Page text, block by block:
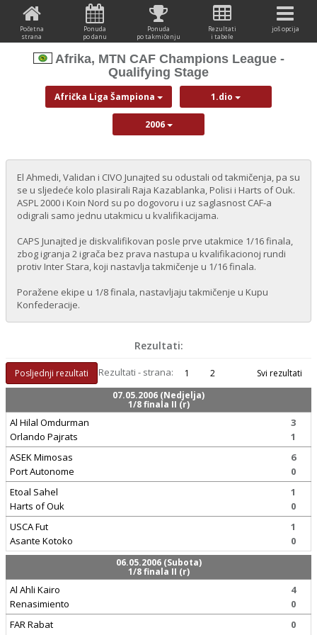
Početna
strana
Ponuda
po danu
Ponuda
po takmičenju
Rezultati
i tabele
još opcija
Afrika, MTN CAF Champions League -
Qualifying Stage
Afrička Liga Šampiona 1.dio
2006
El Ahmedi, Validan i CIVO Junajted su odustali od takmičenja, pa su
se u sljedeće kolo plasirali Raja Kazablanka, Polisi i Harts of Ouk.
ASPL 2000 i Koin Nord su po dogovoru i uz saglasnost CAF-a
odigrali samo jednu utakmicu u kvalifikacijama.
CAPS Junajted je diskvalifikovan posle prve utakmice 1/16 finala,
zbog igranja 2 igrača bez prava nastupa u kvalifikacionoj rundi
protiv Inter Stara, koji nastavlja takmičenje u 1/16 finala.
Poražene ekipe u 1/8 finala, nastavljaju takmičenje u Kupu
Konfederacije.
Rezultati:
Posljednji rezultati Rezultati - strana: 1 2
Svi rezultati
07.05.2006 (Nedjelja)
1/8 finala II (r)
Al Hilal Omdurman
Orlando Pajrats
3
1
ASEK Mimosas
Port Autonome
6
0
Etoal Sahel
Harts of Ouk
1
0
USCA Fut
Asante Kotoko
1
0
06.05.2006 (Subota)
1/8 finala II (r)
Al Ahli Kairo
Renasimiento
4
0
FAR Rabat
0